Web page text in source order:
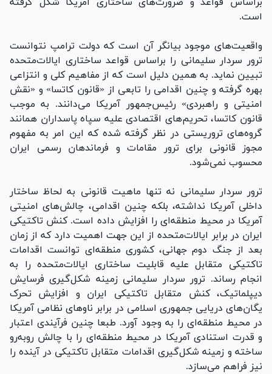
است.
واقعیت‌های موجود بیانگر آن است که دولت ترامپ نتوانست
ترور سردار سلیمانی را براساس قواعد ساختاری ایالات‌متحده
تبیین نماید. به همین دلیل است که از مفاهیم کلی و انتزاعی
بهره گرفته و چنین اقدامی را تابعی از «قانون کاتسا» و «نقش
امنیتی و راهبردی» رئیس‌جمهور آمریکا می‌دانند. به موجب
قانون کاتسا، تحریم‌های اقتصادی علیه سپاه پاسداران همانند
گروه‌های تروریستی در نظر گرفته شده که این امر به مفهوم
مجوز قانونی برای ترور مقامات و فرماندهان رسمی ایران
محسوب نمی‌شود.
ترور سردار سلیمانی نه تنها ماهیت قانونی به لحاظ ساختار
داخلی آمریکا نداشته، بلکه چنین اقدامی، چالش‌های امنیتی
آمریکا در محیط منطقه‌ای را افزایش داده است. کنش تاکتیکی
ایران در برابر ایالات‌متحده از این جهت اهمیت دارد که از زمان
بعد از جنگ دوم جهانی، کشوری منطقه‌ای توانست اقدامات
تاکتیکی متقابل علیه قابلیت ساختاری ایالات‌متحده را به
انجام رساند. ترور سردار سلیمانی زمینه شکل‌گیری فرسایش
دیپلماتیک، کنش متقابل تاکتیکی ایران و افزایش تحرک
یگان‌های دریایی جمهوری اسلامی در برابر ناو‌های نظامی آمریکا
در محیط منطقه‌ای را به وجود آورد. طبعا چنین فرآیندی اعتبار
و قدرت استنادی آمریکا در محیط منطقه‌ای را با چالش روبه‌رو
ساخته و زمینه شکل‌گیری اقدامات متقابل تاکتیکی در آینده را
نیز فراهم می‌سازد.